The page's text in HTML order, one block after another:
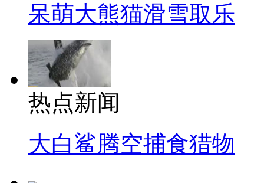
呆萌大熊猫滑雪取乐
热点新闻
大白鲨腾空捕食猎物